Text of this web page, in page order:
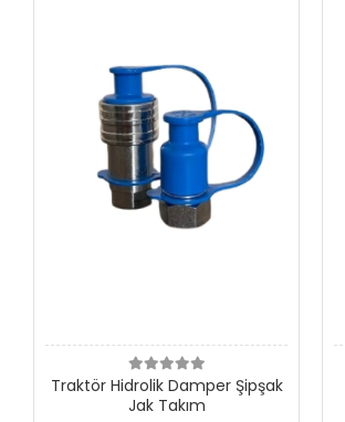
Traktör Hidrolik Damper Şipşak
Jak Takım